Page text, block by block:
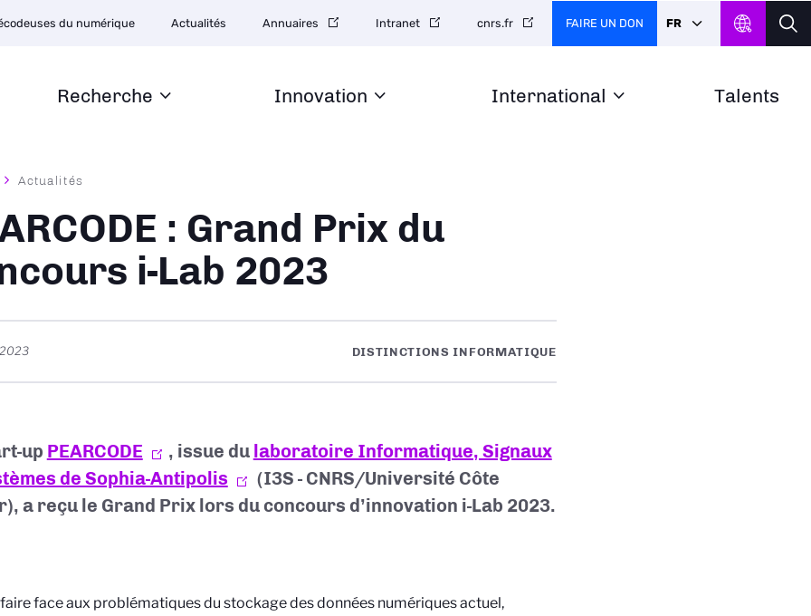
Recherche Innovation International Talents
du numérique Actualités Annuaires Intranet cnrs.fr FAIRE UN DON FR
Actualités
: Grand Prix du
i-Lab 2023
DISTINCTIONS INFORMATIQUE
up PEARCODE , issue du laboratoire Informatique, Signaux
de Sophia-Antipolis
(I3S - CNRS/Université Côte
a reçu le Grand Prix lors du concours d’innovation i-Lab 2023.
face aux problématiques du stockage des données numériques actuel,